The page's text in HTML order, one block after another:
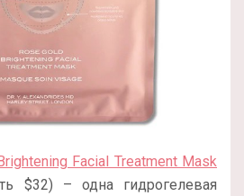
Facial Treatment Mask
$32) – одна гидрогелевая